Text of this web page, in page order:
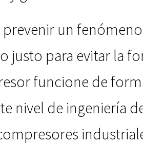
un
justo para evitar la
funcione de
nivel de ingeniería